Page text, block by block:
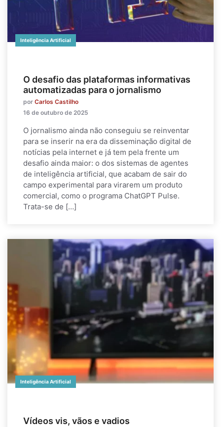
Inteligência Artificial
O desafio das plataformas informativas
automatizadas para o jornalismo
por Carlos Castilho
16 de outubro de 2025
O jornalismo ainda não conseguiu se reinventar
para se inserir na era da disseminação digital de
notícias pela internet e já tem pela frente um
desafio ainda maior: o dos sistemas de agentes
de inteligência artificial, que acabam de sair do
campo experimental para virarem um produto
comercial, como o programa ChatGPT Pulse.
Trata-se de […]
Inteligência Artificial
Vídeos vis, vãos e vadios